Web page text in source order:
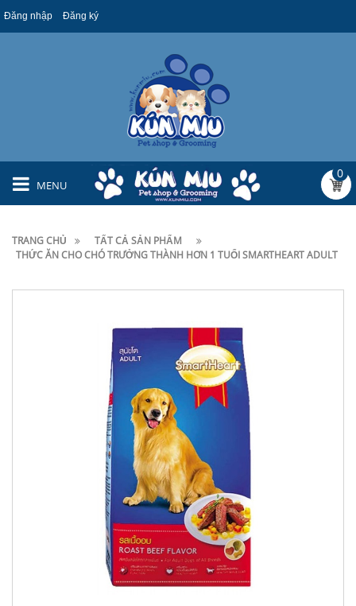
Đăng nhập Đăng ký
MENU
0
TRANG CHỦ
TẤT CẢ SẢN PHẨM
THỨC ĂN CHO CHÓ TRƯỞNG THÀNH HƠN 1 TUỔI SMARTHEART ADULT